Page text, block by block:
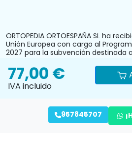
ORTOPEDIA ORTOESPAÑA SL ha
Unión Europea con cargo al
2027 para la subvención destinada
personas trabajadoras autónomas
artesanas, mediante la mejora del
productivo, instalaciones u otros
77,00 €
IVA incluido
957845707